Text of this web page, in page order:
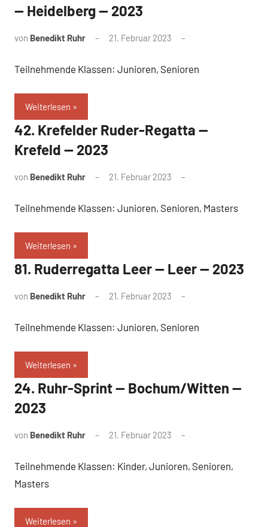
— Heidelberg — 2023
von Benedikt Ruhr 21. Februar 2023
Teilnehmende Klassen: Junioren, Senioren
Weiterlesen
42. Krefelder Ruder-Regatta —
Krefeld — 2023
von Benedikt Ruhr 21. Februar 2023
Teilnehmende Klassen: Junioren, Senioren, Masters
Weiterlesen
81. Ruderregatta Leer — Leer — 2023
von Benedikt Ruhr 21. Februar 2023
Teilnehmende Klassen: Junioren, Senioren
Weiterlesen
24. Ruhr-Sprint — Bochum/Witten —
2023
von Benedikt Ruhr 21. Februar 2023
Teilnehmende Klassen: Kinder, Junioren, Senioren,
Masters
Weiterlesen